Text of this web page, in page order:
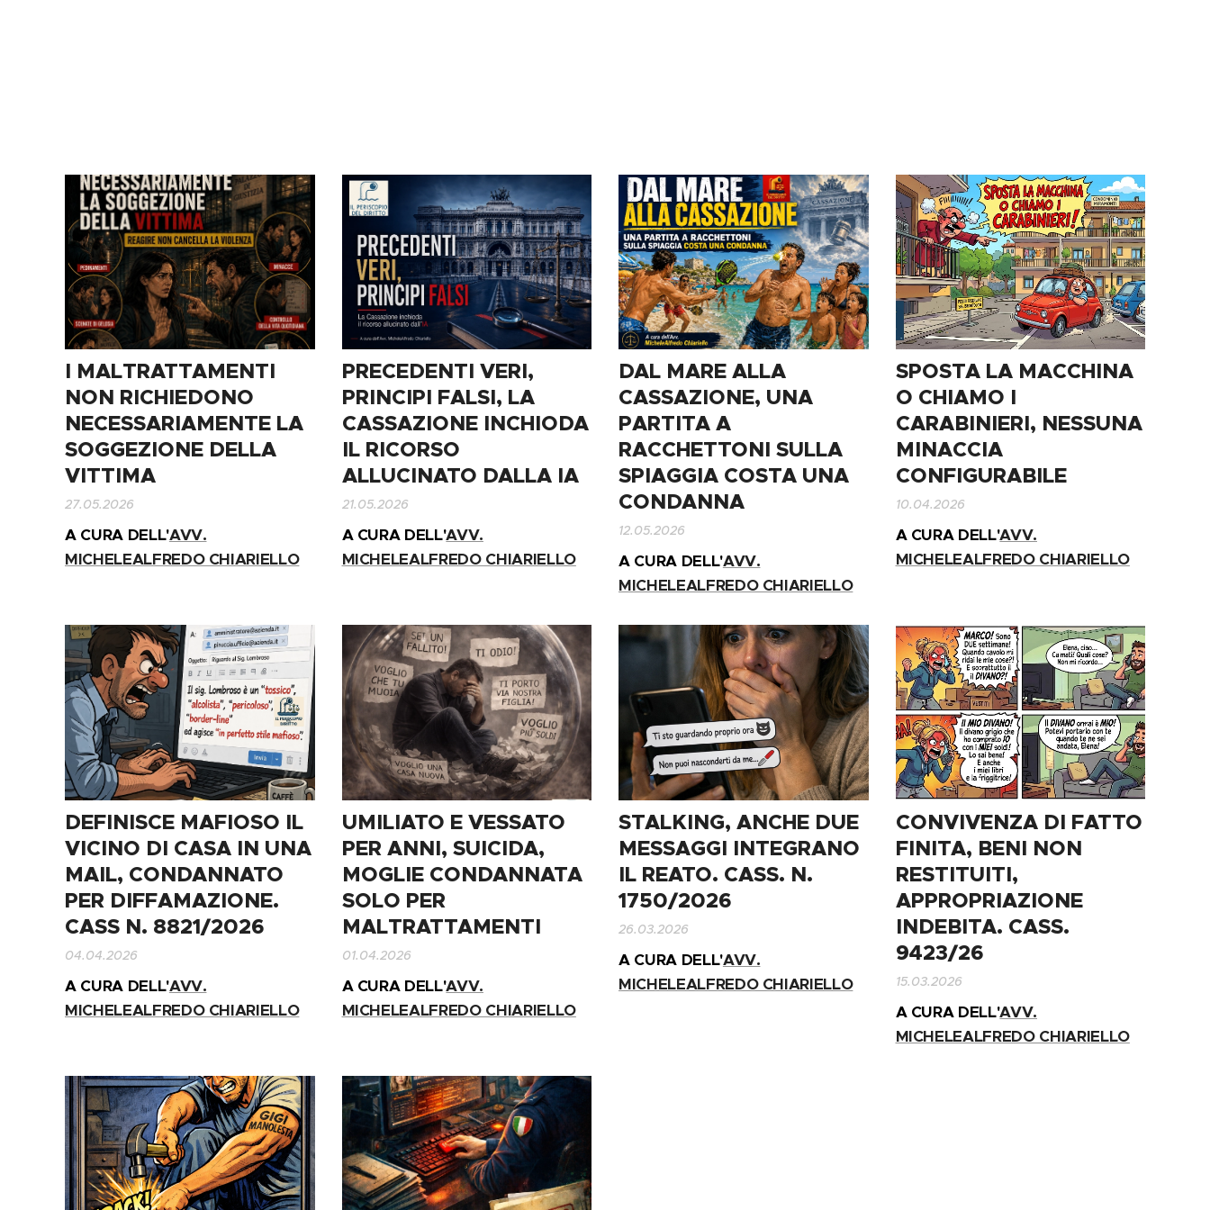
I MALTRATTAMENTI
NON RICHIEDONO
NECESSARIAMENTE LA
SOGGEZIONE DELLA
VITTIMA
27.05.2026
A CURA DELL'AVV.
MICHELEALFREDO CHIARIELLO
PRECEDENTI VERI,
PRINCIPI FALSI, LA
CASSAZIONE INCHIODA
IL RICORSO
ALLUCINATO DALLA IA
21.05.2026
A CURA DELL'AVV.
MICHELEALFREDO CHIARIELLO
DAL MARE ALLA
CASSAZIONE, UNA
PARTITA A
RACCHETTONI SULLA
SPIAGGIA COSTA UNA
CONDANNA
12.05.2026
A CURA DELL'AVV.
MICHELEALFREDO CHIARIELLO
SPOSTA LA MACCHINA
O CHIAMO I
CARABINIERI, NESSUNA
MINACCIA
CONFIGURABILE
10.04.2026
A CURA DELL'AVV.
MICHELEALFREDO CHIARIELLO
DEFINISCE MAFIOSO IL
VICINO DI CASA IN UNA
MAIL, CONDANNATO
PER DIFFAMAZIONE.
CASS N. 8821/2026
04.04.2026
A CURA DELL'AVV.
MICHELEALFREDO CHIARIELLO
UMILIATO E VESSATO
PER ANNI, SUICIDA,
MOGLIE CONDANNATA
SOLO PER
MALTRATTAMENTI
01.04.2026
A CURA DELL'AVV.
MICHELEALFREDO CHIARIELLO
STALKING, ANCHE DUE
MESSAGGI INTEGRANO
IL REATO. CASS. N.
1750/2026
26.03.2026
A CURA DELL'AVV.
MICHELEALFREDO CHIARIELLO
CONVIVENZA DI FATTO
FINITA, BENI NON
RESTITUITI,
APPROPRIAZIONE
INDEBITA. CASS.
9423/26
15.03.2026
A CURA DELL'AVV.
MICHELEALFREDO CHIARIELLO